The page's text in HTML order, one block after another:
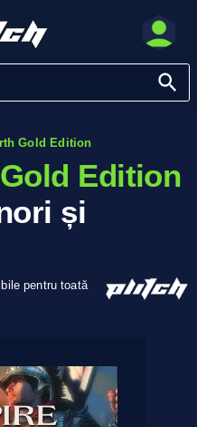
Gold Edition
Edition
și
pentru toată